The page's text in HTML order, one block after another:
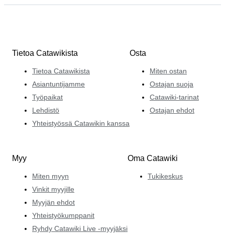
Tietoa Catawikista
Tietoa Catawikista
Asiantuntijamme
Työpaikat
Lehdistö
Yhteistyössä Catawikin kanssa
Osta
Miten ostan
Ostajan suoja
Catawiki-tarinat
Ostajan ehdot
Myy
Miten myyn
Vinkit myyjille
Myyjän ehdot
Yhteistyökumppanit
Ryhdy Catawiki Live -myyjäksi
Oma Catawiki
Tukikeskus